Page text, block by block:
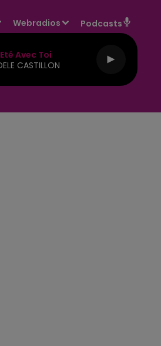
Webradios Podcasts
Eté Avec Toi
CASTILLON